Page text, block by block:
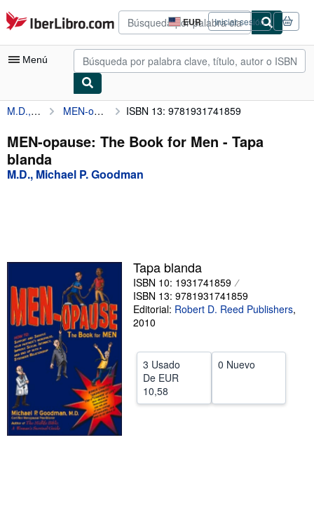
Pasar al contenido principal
IberLibro.com EUR
Preferencias
de
compra
del
Iniciar sesión
Menú
Mi cuenta
Consultar mis pedidos
Búsqueda avanzada
Vendedores
Comenzar a vender
Ayuda
M.D., Michael P. Goodman MEN-opause: The Book for Men ISBN 13: 9781931741859
MEN-opause: The Book for Men - Tapa
blanda
M.D., Michael P. Goodman
Tapa blanda
ISBN 10: 1931741859
ISBN 13: 9781931741859
Editorial: Robert D. Reed Publishers,
2010
3 Usado
De EUR
10,58
0 Nuevo